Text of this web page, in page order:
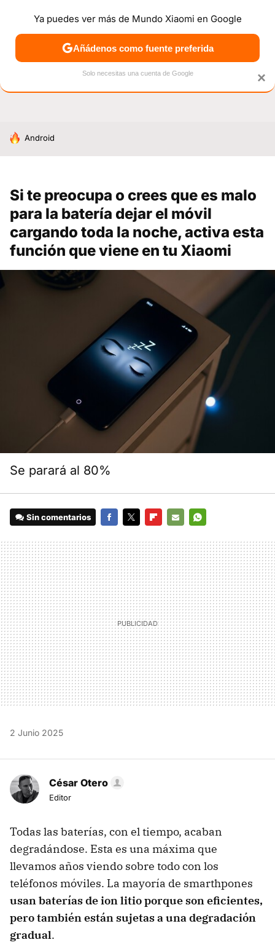
NOTICIAS MÓVILES TUTORIALES OFERTAS
HOY SE HABLA DE
Android
Si te preocupa o crees que es malo
para la batería dejar el móvil
cargando toda la noche, activa esta
función que viene en tu Xiaomi
Se parará al 80%
Sin comentarios
MAIL
2 Junio 2025
César Otero
Editor
Todas las baterías, con el tiempo, acaban
degradándose. Esta es una máxima que
llevamos años viendo sobre todo con los
teléfonos móviles. La mayoría de smarthpones
usan baterías de ion litio porque son eficientes,
pero también están sujetas a una degradación
gradual.
×
Ya puedes ver más de Mundo Xiaomi en Google
Añádenos como fuente preferida
Solo necesitas una cuenta de Google